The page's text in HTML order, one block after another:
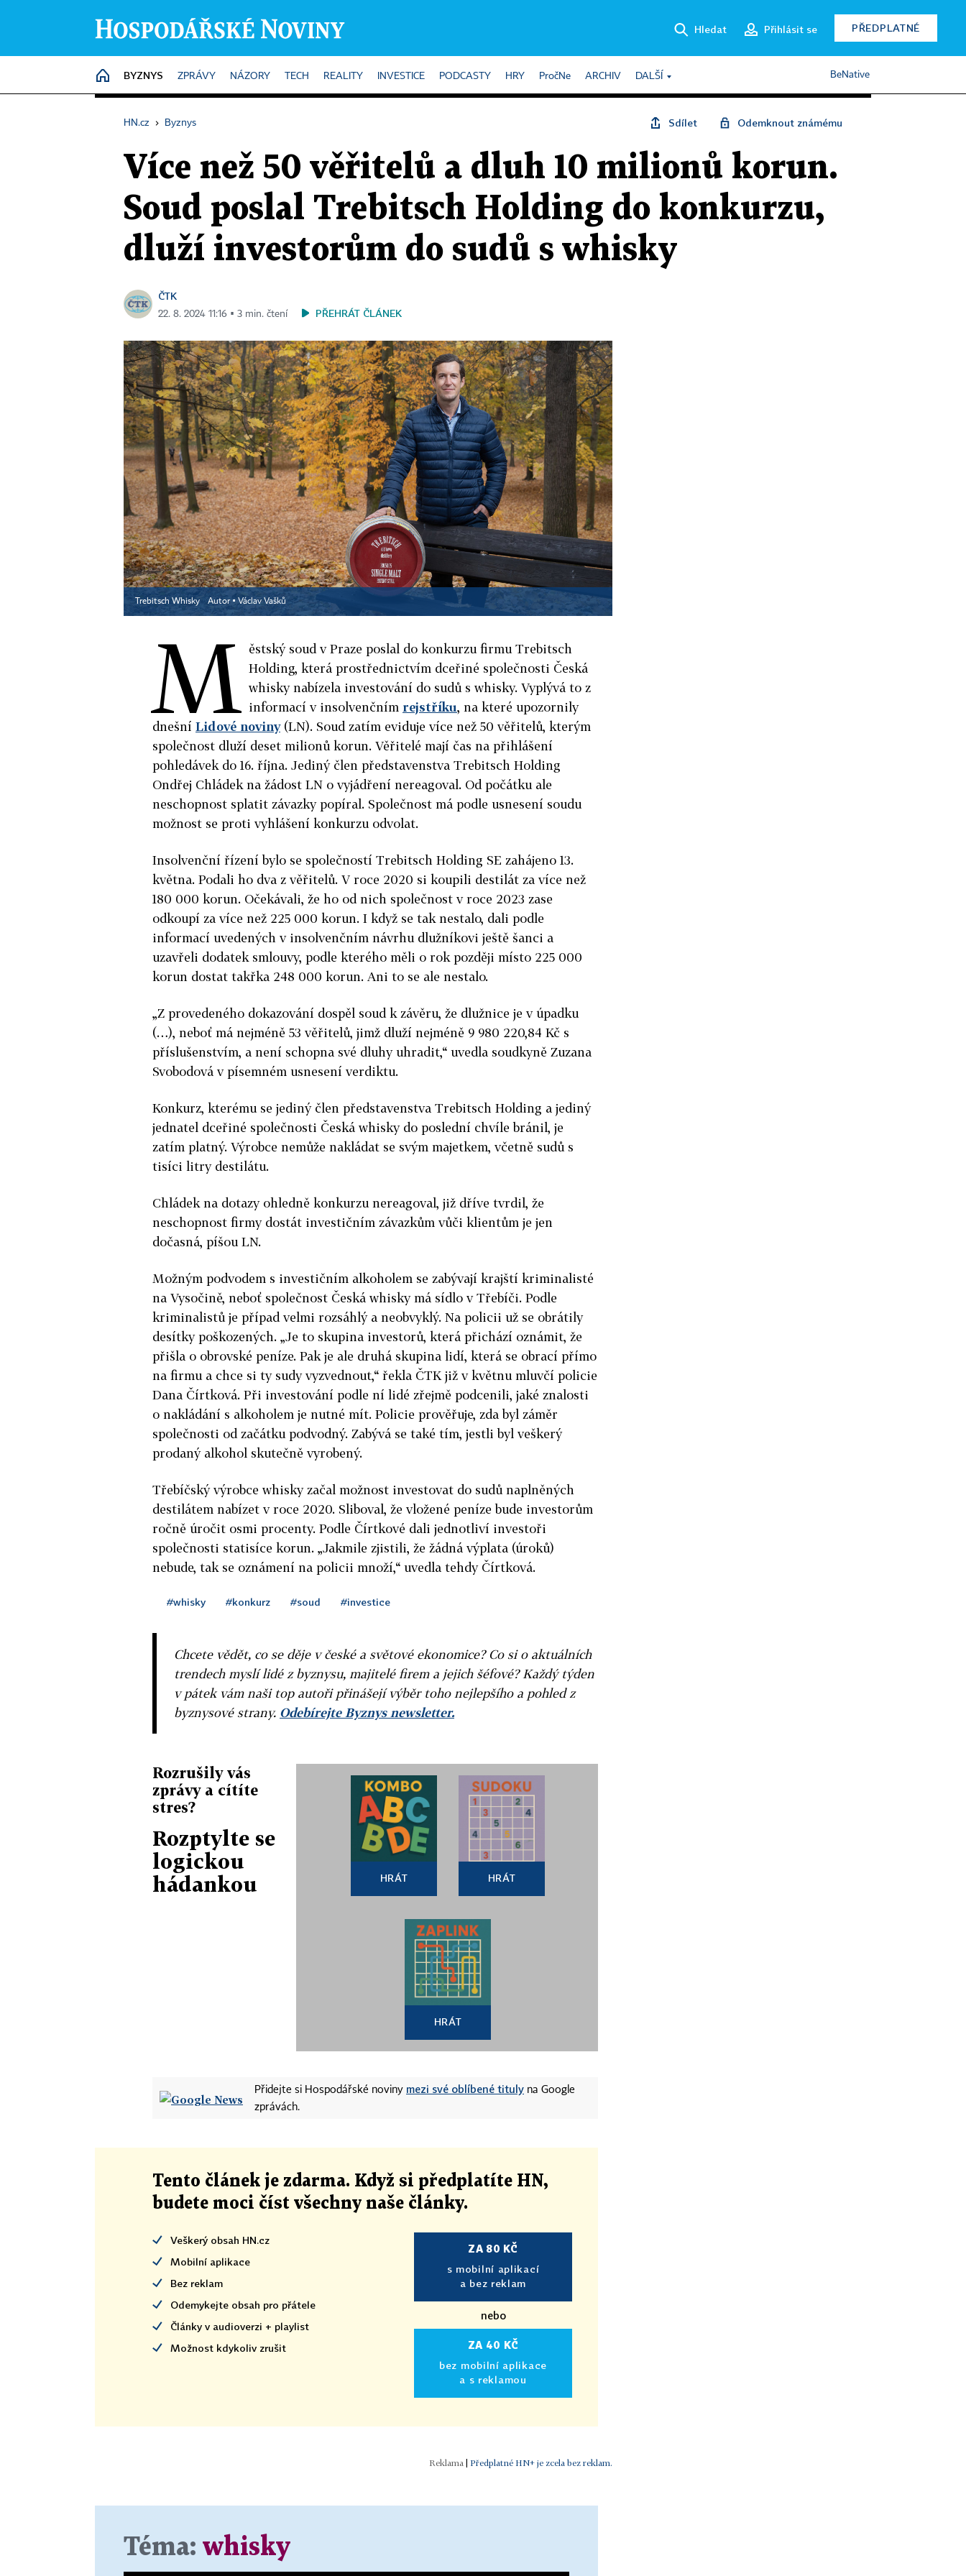
Hledat Přihlásit se PŘEDPLATNÉ
HOME
BYZNYS ZPRÁVY NÁZORY TECH REALITY INVESTICE PODCASTY HRY PročNe ARCHIV DALŠÍ BeNative
HN.cz › Byznys Sdílet Odemknout známému
Více než 50 věřitelů a dluh 10 milionů korun.
Soud poslal Trebitsch Holding do konkurzu,
dluží investorům do sudů s whisky
ČTK
22. 8. 2024 11:16 ▪ 3 min. čtení PŘEHRÁT ČLÁNEK
Trebitsch Whisky Autor ▪Václav Vašků
M ěstský soud v Praze poslal do konkurzu firmu Trebitsch
Holding, která prostřednictvím dceřiné společnosti Česká
whisky nabízela investování do sudů s whisky. Vyplývá to z
informací v insolvenčním rejstříku, na které upozornily
dnešní Lidové noviny(LN). Soud zatím eviduje více než 50 věřitelů, kterým
společnost dluží deset milionů korun. Věřitelé mají čas na přihlášení
pohledávek do 16. října. Jediný člen představenstva Trebitsch Holding
Ondřej Chládek na žádost LN o vyjádření nereagoval. Od počátku ale
neschopnost splatit závazky popíral. Společnost má podle usnesení soudu
možnost se proti vyhlášení konkurzu odvolat.
Insolvenční řízení bylo se společností Trebitsch Holding SE zahájeno 13.
května. Podali ho dva z věřitelů. V roce 2020 si koupili destilát za více než
180 000 korun. Očekávali, že ho od nich společnost v roce 2023 zase
odkoupí za více než 225 000 korun. I když se tak nestalo, dali podle
informací uvedených v insolvenčním návrhu dlužníkovi ještě šanci a
uzavřeli dodatek smlouvy, podle kterého měli o rok později místo 225 000
korun dostat takřka 248 000 korun. Ani to se ale nestalo.
„Z provedeného dokazování dospěl soud k závěru, že dlužnice je v úpadku
(…), neboť má nejméně 53 věřitelů, jimž dluží nejméně 9 980 220,84 Kč s
příslušenstvím, a není schopna své dluhy uhradit,“ uvedla soudkyně Zuzana
Svobodová v písemném usnesení verdiktu.
Konkurz, kterému se jediný člen představenstva Trebitsch Holding a jediný
jednatel dceřiné společnosti Česká whisky do poslední chvíle bránil, je
zatím platný. Výrobce nemůže nakládat se svým majetkem, včetně sudů s
tisíci litry destilátu.
Chládek na dotazy ohledně konkurzu nereagoval, již dříve tvrdil, že
neschopnost firmy dostát investičním závazkům vůči klientům je jen
dočasná, píšou LN.
Možným podvodem s investičním alkoholem se zabývají krajští kriminalisté
na Vysočině, neboť společnost Česká whisky má sídlo v Třebíči. Podle
kriminalistů je případ velmi rozsáhlý a neobvyklý. Na policii už se obrátily
desítky poškozených. „Je to skupina investorů, která přichází oznámit, že
přišla o obrovské peníze. Pak je ale druhá skupina lidí, která se obrací přímo
na firmu a chce si ty sudy vyzvednout,“ řekla ČTK již v květnu mluvčí policie
Dana Čírtková. Při investování podle ní lidé zřejmě podcenili, jaké znalosti
o nakládání s alkoholem je nutné mít. Policie prověřuje, zda byl záměr
společnosti od začátku podvodný. Zabývá se také tím, jestli byl veškerý
prodaný alkohol skutečně vyrobený.
Třebíčský výrobce whisky začal možnost investovat do sudů naplněných
destilátem nabízet v roce 2020. Sliboval, že vložené peníze bude investorům
ročně úročit osmi procenty. Podle Čírtkové dali jednotliví investoři
společnosti statisíce korun. „Jakmile zjistili, že žádná výplata (úroků)
nebude, tak se oznámení na policii množí,“ uvedla tehdy Čírtková.
#whisky #konkurz #soud #investice
Chcete vědět, co se děje v české a světové ekonomice? Co si o aktuálních
trendech myslí lidé z byznysu, majitelé firem a jejich šéfové? Každý týden
v pátek vám naši top autoři přinášejí výběr toho nejlepšího a pohled z
byznysové strany. Odebírejte Byznys newsletter.
Rozrušily vás
zprávy a cítíte
stres?
Rozptylte se
logickou
hádankou
HRÁT HRÁT
HRÁT
Přidejte si Hospodářské noviny mezi své oblíbené tituly na Google
zprávách.
Tento článek je zdarma. Když si předplatíte HN,
budete moci číst všechny naše články.
Veškerý obsah HN.cz
Mobilní aplikace
Bez reklam
Odemykejte obsah pro přátele
Články v audioverzi + playlist
Možnost kdykoliv zrušit
ZA 80 KČ
s mobilní aplikací
a bez reklam
nebo
ZA 40 KČ
bez mobilní aplikace
a s reklamou
| Předplatné HN+ je zcela bez reklam.
Téma: whisky